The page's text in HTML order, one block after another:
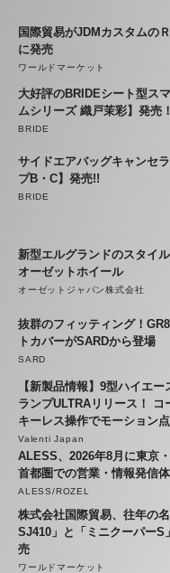
国際貿易がJDMカスタムの
に発売
ワールドマーケット
大好評のBRIDEシート型ス
ムシリーズ 織戸茉彩】発売！
BRIDE
サイドエアバッグキャンセ
プB・C】発売!!
BRIDE
新型エルグランドのスタイ
オーゼットホイール
オーゼットジャパン株式会社
抜群のフィッティング！
トカバーがSARDから登場
SARD
【新製品情報】9型ハイエ
ランプULTRAリリース！ コ
キーレス操作でモーション
Valenti Japan
ALESS、2026年8月に東京
首都圏での営業・情報発信
ALESS/ROZEL
株式会社国際貿易、往年の
SJ410」と「ミニクーパーS
売
ワールドマーケット